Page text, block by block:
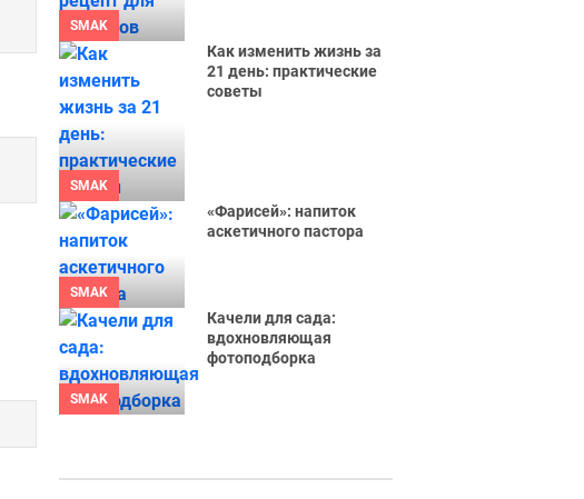
SMAK
SMAK
Как изменить жизнь за
21 день: практические
советы
SMAK
«Фарисей»: напиток
аскетичного пастора
SMAK
Качели для сада:
вдохновляющая
фотоподборка